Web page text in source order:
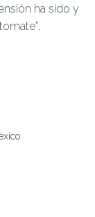
ha sido y